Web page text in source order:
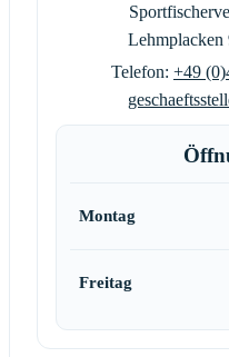
Lehmplacken
Telefon: +49
Montag
Freitag